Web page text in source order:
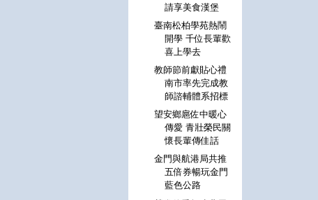
請享美食漢堡
臺南松柏學苑熱鬧
開學 千位長輩歡
喜上學去
教師節前獻貼心禮
南市率先完成教
師諮輔體系招標
望安鄉扈佐中暖心
傳愛 青壯榮民關
懷長輩傳佳話
金門與航港局共推
五倍券暢玩金門
藍色公路